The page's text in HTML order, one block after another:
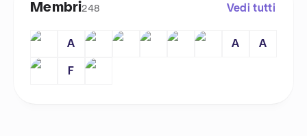
Membri248 Vedi tutti
A A A
F